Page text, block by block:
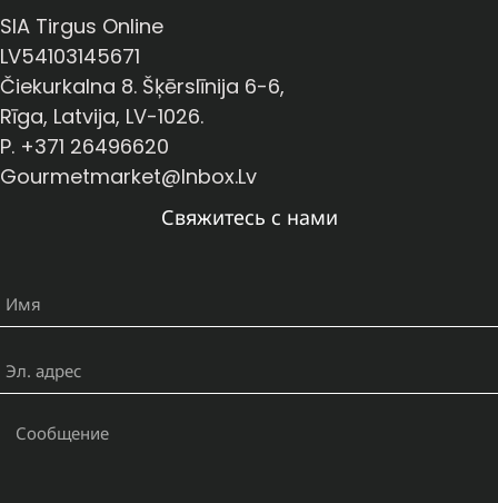
SIA Tirgus Online
LV54103145671
Čiekurkalna 8. Šķērslīnija 6-6,
Rīga, Latvija, LV-1026.
P. +371 26496620
Gourmetmarket@inbox.lv
Свяжитесь с нами